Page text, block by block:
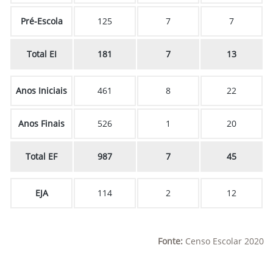
Pré-Escola 125 7 7
Total EI 181 7 13
Anos Iniciais 461 8 22
Anos Finais 526 1 20
Total EF 987 7 45
EJA 114 2 12
Fonte: Censo Escolar 2020